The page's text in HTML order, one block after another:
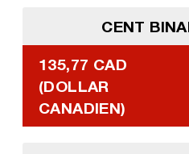
CENT
135,77 CAD
(DOLLAR
CANADIEN)